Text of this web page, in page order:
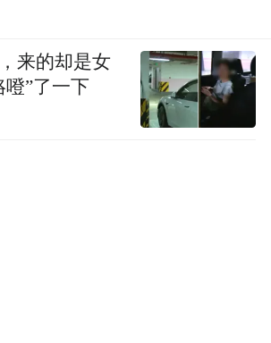
来的却是女
噔”了一下